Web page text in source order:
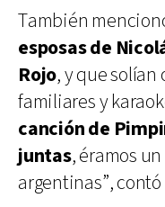
También
esposas de
Rojo, y que
familiares y
canción de
juntas, éramos
argentinas”,